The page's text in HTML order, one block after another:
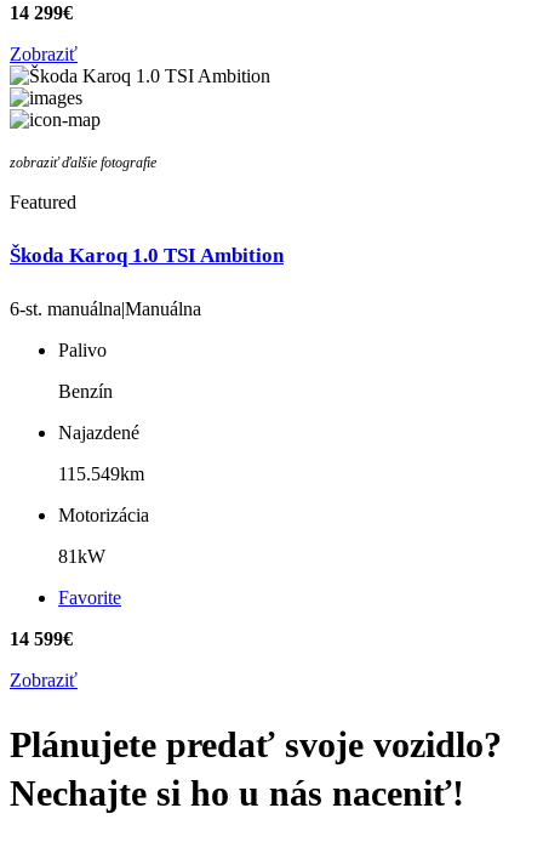
14 299€
Zobraziť
zobraziť ďalšie fotografie
Featured
Škoda Karoq 1.0 TSI Ambition
6-st. manuálna|Manuálna
Palivo
Benzín
Najazdené
115.549km
Motorizácia
81kW
Favorite
14 599€
Zobraziť
Plánujete predať svoje vozidlo?
Nechajte si ho u nás naceniť!